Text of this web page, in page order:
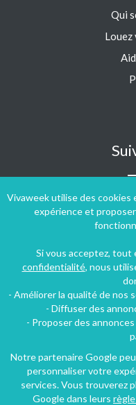
Vivaweek utilise des
expérience et
Si vous acceptez,
confidentialité, nous
- Améliorer la qualité de nos
- Diffuser des
- Proposer des
Notre partenaire Google
personnaliser votre
services. Vous trouverez
Google dans leurs
Qui
Conditions générales
Copyright © 2009 ‐